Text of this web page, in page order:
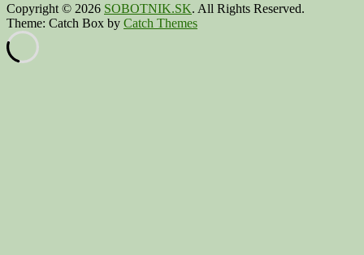
Copyright © 2026 SOBOTNIK.SK. All Rights Reserved.
Theme: Catch Box by Catch Themes
Scroll
Up